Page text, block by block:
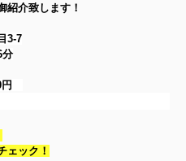
紹介致します！
3-7
分
円
ェック！